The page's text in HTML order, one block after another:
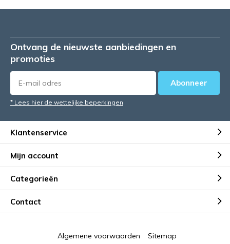
Ontvang de nieuwste aanbiedingen en
promoties
Abonneer
* Lees hier de wettelijke beperkingen
Klantenservice
Mijn account
Categorieën
Contact
Algemene voorwaarden Sitemap